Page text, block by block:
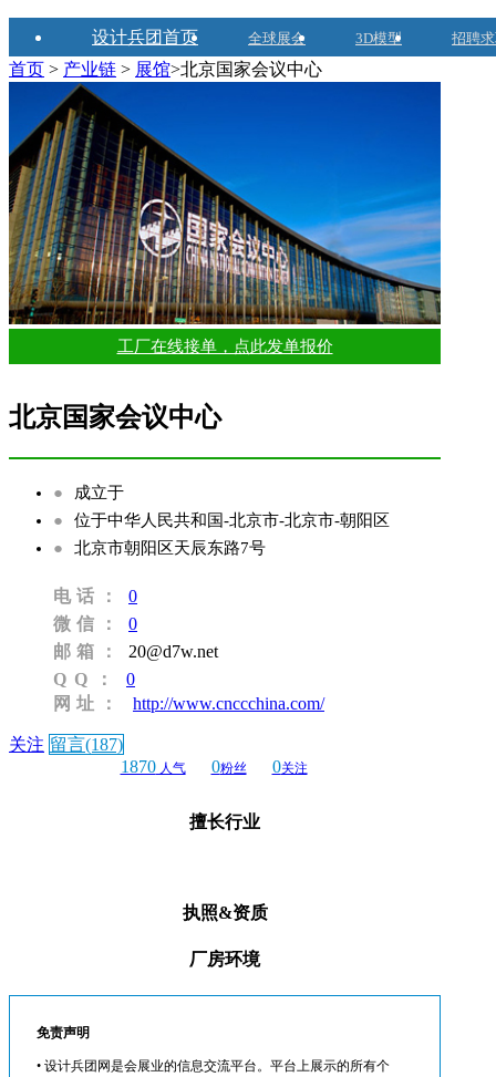
设计兵团首页 全球展会 3D模型 招聘
首页 > 产业链 > 展馆>北京国家会议中心
工厂在线接单，点此发单报价
北京国家会议中心
●
成立于
●
位于中华人民共和国-北京市-北京市-朝阳区
●
北京市朝阳区天辰东路7号
电话：
0
微信：
0
邮箱：
20@d7w.net
QQ：
0
网址：
http://www.cnccchina.com/
关注 留言(187)
1870人气 0粉丝 0关注
擅长行业
执照&资质
厂房环境
免责声明
• 设计兵团网是会展业的信息交流平台。平台上展示的所有个